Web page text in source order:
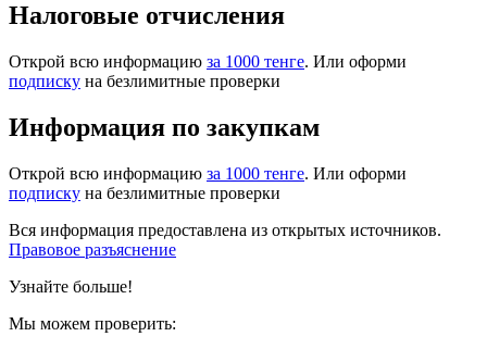
Налоговые отчисления
Открой всю информацию за 1000 тенге. Или оформи
подписку на безлимитные проверки
Информация по закупкам
Открой всю информацию за 1000 тенге. Или оформи
подписку на безлимитные проверки
Вся информация предоставлена из открытых источников.
Правовое разъяснение
Узнайте больше!
Мы можем проверить: